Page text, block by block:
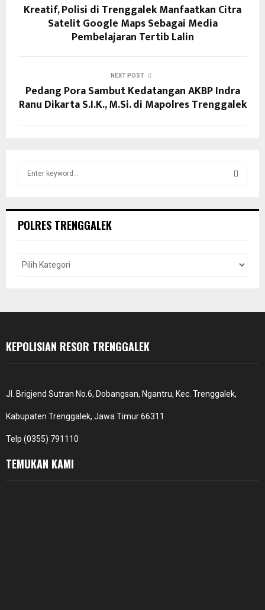
Kreatif, Polisi di Trenggalek Manfaatkan Citra
Satelit Google Maps Sebagai Media
Pembelajaran Tertib Lalin
NEXT POST
Pedang Pora Sambut Kedatangan AKBP Indra
Ranu Dikarta S.I.K., M.Si. di Mapolres Trenggalek
h
H
POLRES TRENGGALEK
KEPOLISIAN RESOR TRENGGALEK
Jl. Brigjend Sutran No.6, Dobangsan, Ngantru, Kec. Trenggalek,
Kabupaten Trenggalek, Jawa Timur 66311
Telp (0355) 791110
TEMUKAN KAMI